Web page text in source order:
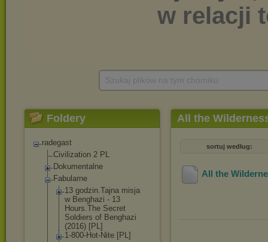
Foldery
radegast
Civilization 2 PL
Dokumentalne
Fabularne
13 godzin.Tajna misja
w Benghazi - 13
Hours.The Secret
Soldiers of Benghazi
(2016) [PL]
1-800-Hot-Nite [PL]
All the
sortuj według:
All the